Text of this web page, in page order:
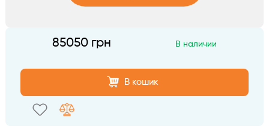
85050 грн В наличии
В кошик